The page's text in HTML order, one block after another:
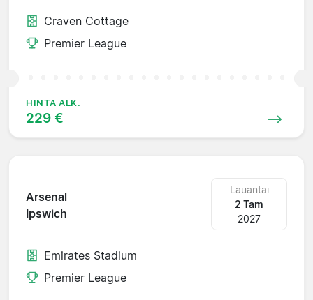
Craven Cottage
Premier League
HINTA ALK.
229 €
Arsenal
Ipswich
Lauantai
2 Tam
2027
Emirates Stadium
Premier League